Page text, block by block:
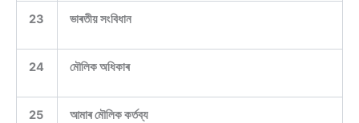
23 ভাৰতীয় সংবিধান
24 মৌলিক অধিকাৰ
25 আমাৰ মৌলিক কৰ্তব্য